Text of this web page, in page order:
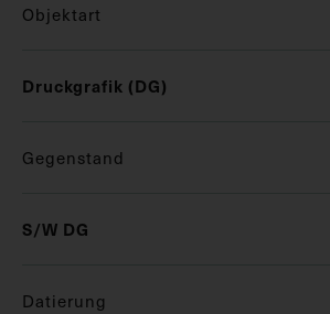
Objektart
Druckgrafik (DG)
Gegenstand
S/W DG
Datierung